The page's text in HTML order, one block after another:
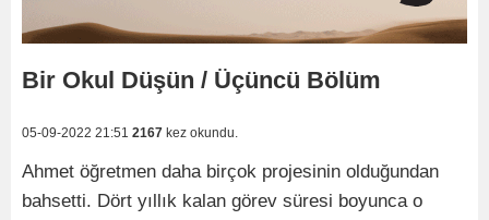
Bir Okul Düşün / Üçüncü Bölüm
05-09-2022 21:51 2167 kez okundu.
Ahmet öğretmen daha birçok projesinin olduğundan
bahsetti. Dört yıllık kalan görev süresi boyunca o